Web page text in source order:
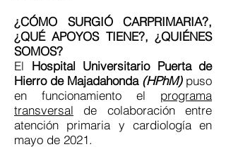
¿CÓMO SURGIÓ CARPRIMARIA?,
¿QUÉ APOYOS TIENE?, ¿QUIÉNES
SOMOS?
El Hospital Universitario Puerta de
Hierro de Majadahonda (HPhM) puso
en funcionamiento el programa
transversal de colaboración entre
atención primaria y cardiología en
mayo de 2021.